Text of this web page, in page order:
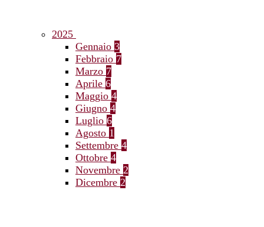
2025
Gennaio 3
Febbraio 7
Marzo 7
Aprile 6
Maggio 4
Giugno 4
Luglio 6
Agosto 1
Settembre 4
Ottobre 4
Novembre 2
Dicembre 2